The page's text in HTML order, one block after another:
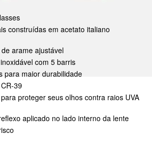
construídas em acetato italiano
arame ajustável
com 5 barris
para maior durabilidade
39
proteger seus olhos contra raios UVA
aplicado no lado interno da lente